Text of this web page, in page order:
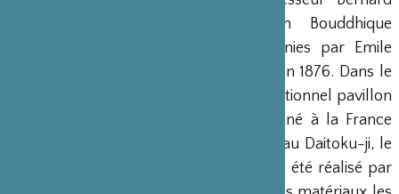
Frank. Les galeries du Panthéon Bouddhique
présentent les pièces sculptées réunies par Emile
Guimet lors de son voyage au Japon en 1876. Dans le
jardin du Panthéon se trouve un exceptionnel pavillon
de thé (chashitsu de type soân). Donné à la France
sous l’initiative du prieur du Shinju-an au Daitoku-ji, le
Révérend Sôbin Yamada, ce pavillon a été réalisé par